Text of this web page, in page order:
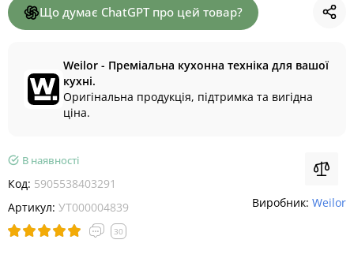
Що думає ChatGPT про цей товар?
Weilor - Преміальна кухонна техніка для вашої
кухні.
Оригінальна продукція, підтримка та вигідна
ціна.
В наявності
Код: 5905538403291
Артикул: УТ000004839
30
Виробник: Weilor